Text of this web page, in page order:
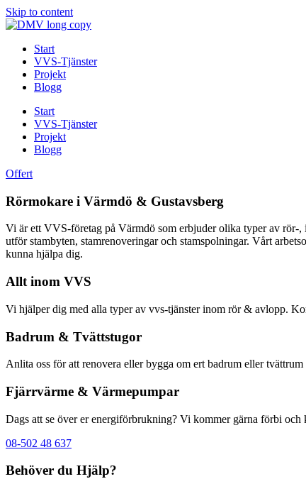
Skip to content
Start
VVS-Tjänster
Projekt
Blogg
Start
VVS-Tjänster
Projekt
Blogg
Offert
Rörmokare i Värmdö & Gustavsberg
Vi är ett VVS-företag på Värmdö som erbjuder olika typer av rör-,
utför stambyten, stamrenoveringar och stamspolningar. Vårt
kunna hjälpa dig.
Allt inom VVS
Vi hjälper dig med alla typer av vvs-tjänster inom rör & avlopp.
Badrum & Tvättstugor
Anlita oss för att renovera eller bygga om ert badrum eller
Fjärrvärme & Värmepumpar
Dags att se över er energiförbrukning? Vi kommer gärna förbi och
08-502 48 637
Behöver du Hjälp?